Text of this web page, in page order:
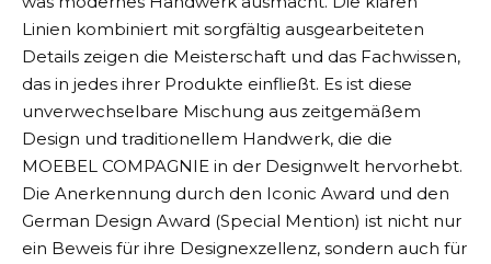
Linien kombiniert mit sorgfältig ausgearbeiteten
Details zeigen die Meisterschaft und das Fachwissen,
das in jedes ihrer Produkte einfließt. Es ist diese
unverwechselbare Mischung aus zeitgemäßem
Design und traditionellem Handwerk, die die
MOEBEL COMPAGNIE in der Designwelt hervorhebt.
Die Anerkennung durch den Iconic Award und den
German Design Award (Special Mention) ist nicht nur
ein Beweis für ihre Designexzellenz, sondern auch für